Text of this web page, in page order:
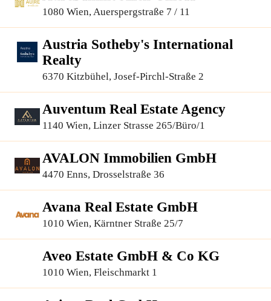
1080 Wien, Auerspergstraße 7 / 11
Austria Sotheby's International
Realty
6370 Kitzbühel, Josef-Pirchl-Straße 2
Auventum Real Estate Agency
1140 Wien, Linzer Strasse 265/Büro/1
AVALON Immobilien GmbH
4470 Enns, Drosselstraße 36
Avana Real Estate GmbH
1010 Wien, Kärntner Straße 25/7
Aveo Estate GmbH & Co KG
1010 Wien, Fleischmarkt 1